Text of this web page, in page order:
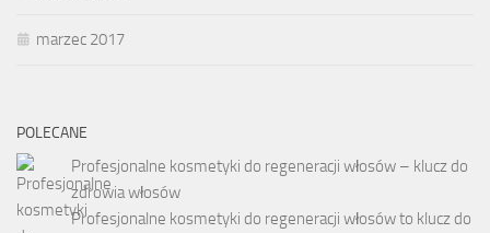
marzec 2017
POLECANE
Profesjonalne kosmetyki do regeneracji włosów – klucz do
zdrowia włosów
Profesjonalne kosmetyki do regeneracji włosów to klucz do